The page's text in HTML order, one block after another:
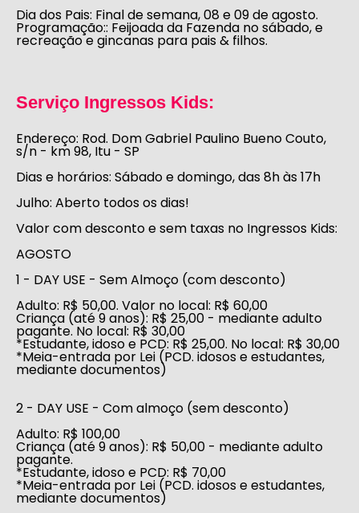
Dia dos Pais: Final de semana, 08 e 09 de agosto.
Programação:: Feijoada da Fazenda no sábado, e
recreação e gincanas para pais & filhos.
Serviço Ingressos Kids:
Endereço: Rod. Dom Gabriel Paulino Bueno Couto,
s/n - km 98, Itu - SP
Dias e horários: Sábado e domingo, das 8h às 17h
Julho: Aberto todos os dias!
Valor com desconto e sem taxas no Ingressos Kids:
AGOSTO
1 - DAY USE - Sem Almoço (com desconto)
Adulto: R$ 50,00. Valor no local: R$ 60,00
Criança (até 9 anos): R$ 25,00 - mediante adulto
pagante. No local: R$ 30,00
*Estudante, idoso e PCD: R$ 25,00. No local: R$ 30,00
*Meia-entrada por Lei (PCD. idosos e estudantes,
mediante documentos)
2 - DAY USE - Com almoço (sem desconto)
Adulto: R$ 100,00
Criança (até 9 anos): R$ 50,00 - mediante adulto
pagante.
*Estudante, idoso e PCD: R$ 70,00
*Meia-entrada por Lei (PCD. idosos e estudantes,
mediante documentos)